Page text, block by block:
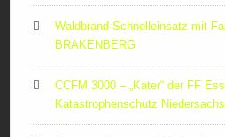
Waldbrand-Schnelleinsatz mit
BRAKENBERG
CCFM 3000 – „Kater“ der FF
Katastrophenschutz